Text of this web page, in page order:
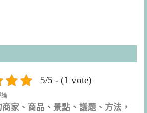
5/5 - (1 vote)
論
家、商品、景點、議題、方法，